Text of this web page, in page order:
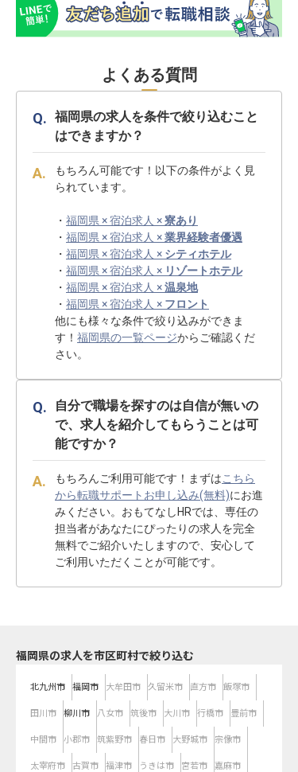
よくある質問
福岡県の求人を条件で絞り込むこと
はできますか？
もちろん可能です！以下の条件がよく見
られています。
・ 福岡県 × 宿泊求人 ×寮あり
・ 福岡県 × 宿泊求人 ×業界経験者優遇
・ 福岡県 × 宿泊求人 × シティホテル
・ 福岡県 × 宿泊求人 × リゾートホテル
・ 福岡県 × 宿泊求人 ×温泉地
・ 福岡県 × 宿泊求人 × フロント
他にも様々な条件で絞り込みができま
す！ 福岡県の一覧ページからご確認くだ
さい。
自分で職場を探すのは自信が無いの
で、求人を紹介してもらうことは可
能ですか？
もちろんご利用可能です！まずはこちら
から転職サポートお申し込み(無料)にお進
みください。おもてなしHRでは、専任の
担当者があなたにぴったりの求人を完全
無料でご紹介いたしますので、安心して
ご利用いただくことが可能です。
福岡県の求人を市区町村で絞り込む
北九州市 福岡市 大牟田市 久留米市 直方市 飯塚市
田川市 柳川市 八女市 筑後市 大川市 行橋市 豊前市
中間市 小郡市 筑紫野市 春日市 大野城市 宗像市
太宰府市 古賀市 福津市 うきは市 宮若市 嘉麻市